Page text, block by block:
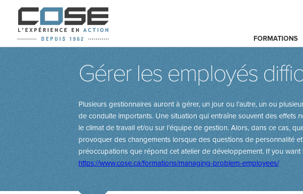
FORMATIONS
Gérer les employés
Plusieurs gestionnaires auront à gérer, un jour ou l’autre, un ou
de conduite importants. Une situation qui entraîne souvent des effets
le climat de travail et/ou sur l’équipe de gestion. Alors, dans ce cas,
provoquer des changements lorsque des questions de personnalité
préoc­cupations que répond cet atelier de développement. If you want
https://www.cose.ca/formations/managing-problem-employees/